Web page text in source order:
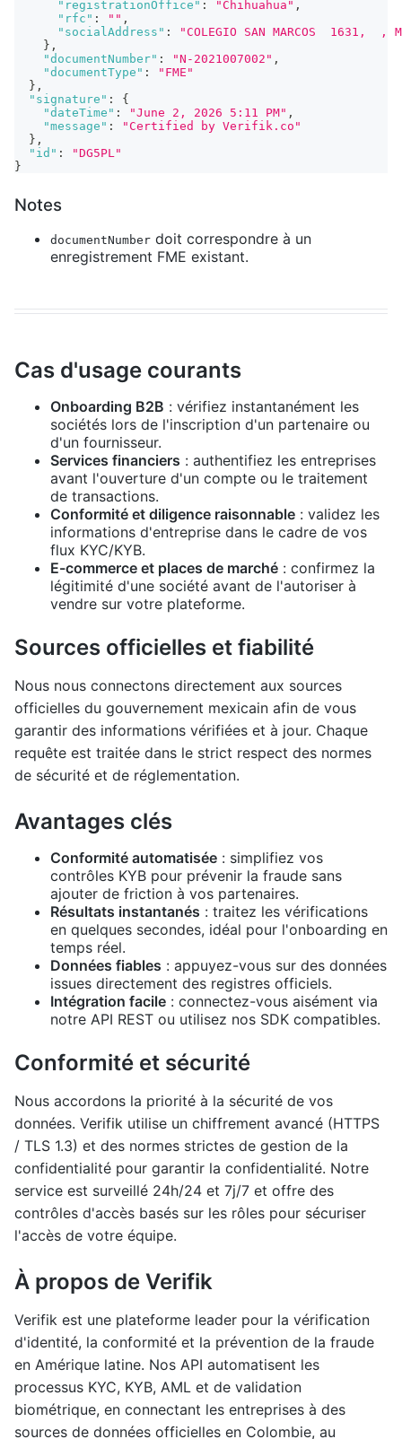
"registrationOffice" : "Chihuahua" ,
"rfc" : "" ,
"socialAddress" :
"COLEGIO SAN MARCOS  1631,  ,
} ,
"documentNumber" : "N-2021007002" ,
"documentType" :
"FME"
} ,
"signature" :
{
"dateTime" : "June 2, 2026 5:11 PM" ,
"message" :
"Certified by Verifik.co"
} ,
"id" :
"DG5PL"
}
Notes
documentNumber doit correspondre à un
enregistrement FME existant.
Cas d'usage courants
Onboarding B2B : vérifiez instantanément les
sociétés lors de l'inscription d'un partenaire ou
d'un fournisseur.
Services financiers : authentifiez les entreprises
avant l'ouverture d'un compte ou le traitement
de transactions.
Conformité et diligence raisonnable : validez les
informations d'entreprise dans le cadre de vos
flux KYC/KYB.
E-commerce et places de marché : confirmez la
légitimité d'une société avant de l'autoriser à
vendre sur votre plateforme.
Sources officielles et fiabilité
Nous nous connectons directement aux sources
officielles du gouvernement mexicain afin de vous
garantir des informations vérifiées et à jour. Chaque
requête est traitée dans le strict respect des normes
de sécurité et de réglementation.
Avantages clés
Conformité automatisée : simplifiez vos
contrôles KYB pour prévenir la fraude sans
ajouter de friction à vos partenaires.
Résultats instantanés : traitez les vérifications
en quelques secondes, idéal pour l'onboarding en
temps réel.
Données fiables : appuyez-vous sur des données
issues directement des registres officiels.
Intégration facile : connectez-vous aisément via
notre API REST ou utilisez nos SDK compatibles.
Conformité et sécurité
Nous accordons la priorité à la sécurité de vos
données. Verifik utilise un chiffrement avancé (HTTPS
/ TLS 1.3) et des normes strictes de gestion de la
confidentialité pour garantir la confidentialité. Notre
service est surveillé 24h/24 et 7j/7 et offre des
contrôles d'accès basés sur les rôles pour sécuriser
l'accès de votre équipe.
À propos de Verifik
Verifik est une plateforme leader pour la vérification
d'identité, la conformité et la prévention de la fraude
en Amérique latine. Nos API automatisent les
processus KYC, KYB, AML et de validation
biométrique, en connectant les entreprises à des
sources de données officielles en Colombie, au